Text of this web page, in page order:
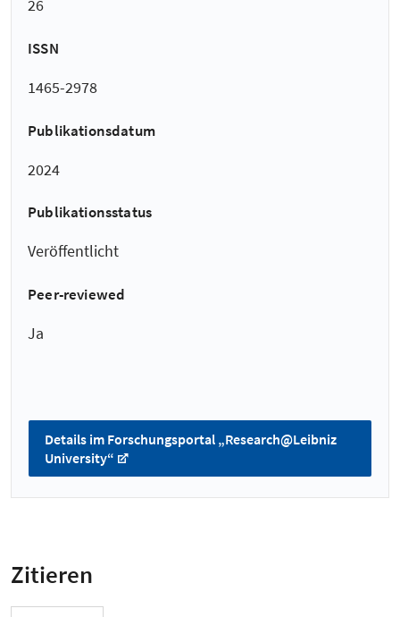
26
ISSN
1465-2978
Publikationsdatum
2024
Publikationsstatus
Veröffentlicht
Peer-reviewed
Ja
Details im Forschungsportal „Research@Leibniz
University“
Zitieren